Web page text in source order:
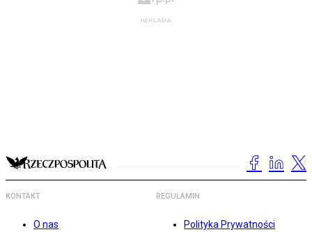
KONTAKT
O nas
REGULAMIN
Polityka Prywatności